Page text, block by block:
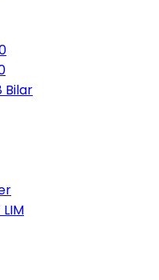
Bilar
LIM